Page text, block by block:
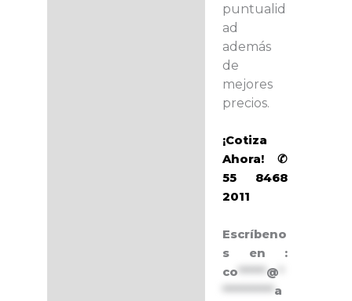
puntualid
ad
además
de
mejores
precios.
¡Cotiza
Ahora! ✆
55 8468
2011
Escríbeno
s en :
co ****** @
*********** a